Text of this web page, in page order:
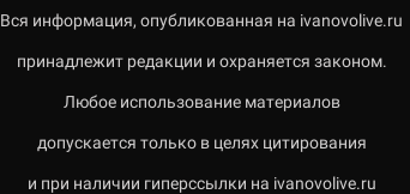
Вся информация, опубликованная на ivanovolive.ru
принадлежит редакции и охраняется законом.
Любое использование материалов
допускается только в целях цитирования
и при наличии гиперссылки на ivanovolive.ru